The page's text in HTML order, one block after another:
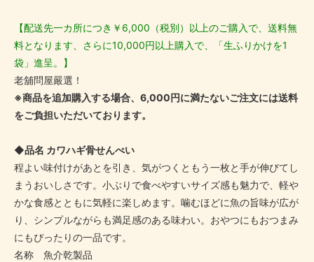
【配送先一カ所につき￥6,000（税別）以上のご購入で、送料無
料となります、さらに10,000円以上購入で、「生ふりかけを1
袋」進呈。】
老舖問屋嚴選！
※商品を追加購入する場合、6,000円に満たないご注文には送料
をご負担いただいております。
◆品名 カワハギ骨せんべい
程よい味付けがあとを引き、気がつくともう一枚と手が伸びてし
まうおいしさです。小ぶりで食べやすいサイズ感も魅力で、軽や
かな食感とともに気軽に楽しめます。噛むほどに魚の旨味が広が
り、シンプルながらも満足感のある味わい。おやつにもおつまみ
にもぴったりの一品です。
名称 魚介乾製品